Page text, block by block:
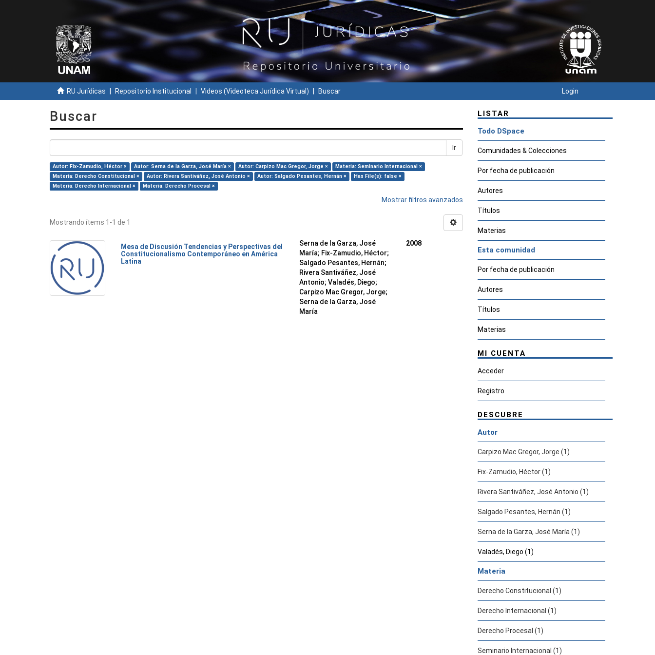
RU Jurídicas Repositorio Institucional Videos (Videoteca Jurídica Virtual) Buscar Login
Buscar
Ir
Autor: Fix-Zamudio, Héctor × Autor: Serna de la Garza, José María × Autor: Carpizo Mac Gregor, Jorge ×
Materia: Seminario Internacional ×
Materia: Derecho Constitucional ×
Autor: Rivera Santiváñez, José Antonio × Autor: Salgado Pesantes, Hernán ×
Has File(s): false ×
Materia: Derecho Internacional ×
Materia: Derecho Procesal ×
Mostrar filtros avanzados
Mostrando ítems 1-1 de 1
Mesa de Discusión Tendencias y Perspectivas del
Constitucionalismo Contemporáneo en América
Latina
Serna de la Garza, José
María; Fix-Zamudio, Héctor;
Salgado Pesantes, Hernán;
Rivera Santiváñez, José
Antonio; Valadés, Diego;
Carpizo Mac Gregor, Jorge;
Serna de la Garza, José
María
2008
LISTAR
Todo DSpace
Comunidades & Colecciones
Por fecha de publicación
Autores
Títulos
Materias
Esta comunidad
Por fecha de publicación
Autores
Títulos
Materias
MI CUENTA
Acceder
Registro
DESCUBRE
Autor
Carpizo Mac Gregor, Jorge (1)
Fix-Zamudio, Héctor (1)
Rivera Santiváñez, José Antonio (1)
Salgado Pesantes, Hernán (1)
Serna de la Garza, José María (1)
Valadés, Diego (1)
Materia
Derecho Constitucional (1)
Derecho Internacional (1)
Derecho Procesal (1)
Seminario Internacional (1)